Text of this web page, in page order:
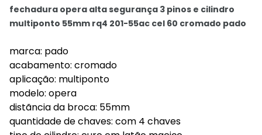
fechadura opera alta segurança 3 pinos e cilindro
multiponto 55mm rq4 201-55ac cel 60 cromado pado
marca: pado
acabamento: cromado
aplicação: multiponto
modelo: opera
distãncia da broca: 55mm
quantidade de chaves: com 4 chaves